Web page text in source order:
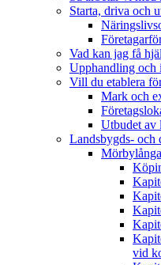
Starta, driva och
Vad kan jag få
Upphandling och
Vill du etablera
Mark och
Utbudet av
Landsbygds- och
vid